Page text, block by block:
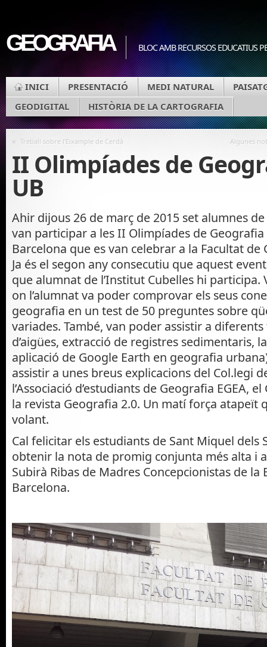
GEOGRAFIA BLOC AMB RECURSOS EDUCATIUS
INICI PRESENTACIÓ MEDI NATURAL
GEODIGITAL
HISTÒRIA DE LA CARTOGRAFIA
« Treball sobre l’Eixample de Cerdà Algunes
II Olimpíades de
UB
Ahir dijous 26 de març de 2015 set alumnes
van participar a les II Olimpíades de
Barcelona que es van celebrar a la Facultat
Ja és el segon any consecutiu que aquest
que alumnat de l’Institut Cubelles hi participa.
on l’alumnat va poder comprovar els seus
geografia en un test de 50 preguntes sobre
variades. També, van poder assistir a
d’aigües, extracció de registres sedimentaris,
aplicació de Google Earth en geografia
assistir a unes breus explicacions del Col.legi
l’Associació d’estudiants de Geografia EGEA,
la revista Geografia 2.0. Un matí força atapeït
volant.
Cal felicitar els estudiants de Sant Miquel dels
obtenir la nota de promig conjunta més alta i
Subirà Ribas de Madres Concepcionistas de la
Barcelona.